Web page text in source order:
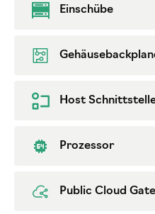
Einschübe
Host
Prozessor
Public Cloud